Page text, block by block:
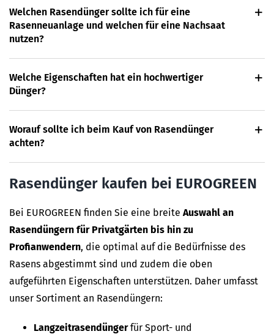
Welchen Rasendünger sollte ich für eine
Rasenneuanlage und welchen für eine Nachsaat
nutzen?
Welche Eigenschaften hat ein hochwertiger
Dünger?
Worauf sollte ich beim Kauf von Rasendünger
achten?
Rasendünger kaufen bei EUROGREEN
Bei EUROGREEN finden Sie eine breite Auswahl an
Rasendüngern für Privatgärten bis hin zu
Profianwendern, die optimal auf die Bedürfnisse des
Rasens abgestimmt sind und zudem die oben
aufgeführten Eigenschaften unterstützen. Daher umfasst
unser Sortiment an Rasendüngern:
Langzeitrasendüngerfür Sport- und